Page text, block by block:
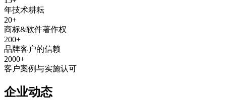
年技术耕耘
20+
商标&软件著作权
200+
品牌客户的信赖
2000+
客户案例与实施认可
企业动态